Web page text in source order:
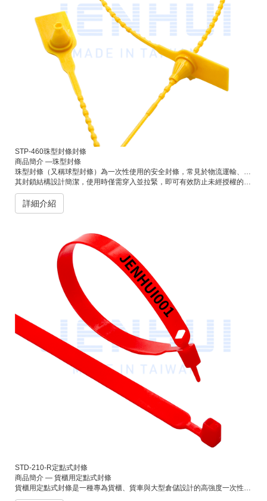
STP-460珠型封條封條
商品簡介 —珠型封條
珠型封條（又稱球型封條）為一次性使用的安全封條，常見於物流運輸、倉儲管理、貨櫃封裝及郵件封緘等用途。
其封鎖結構設計簡潔，使用時僅需穿入並拉緊，即可有效防止未經授權的開啟，達到防竄改、防盜封緘的目的。
詳細介紹
STD-210-R定點式封條
商品簡介 — 貨櫃用定點式封條
貨櫃用定點式封條是一種專為貨櫃、貨車與大型倉儲設計的高強度一次性安全封條。其結構穩固，需固定於專屬鎖孔或指定位置，能有效防止非法開啟與竄改，確保貨物在長途運輸過程中的安全性與完整性。